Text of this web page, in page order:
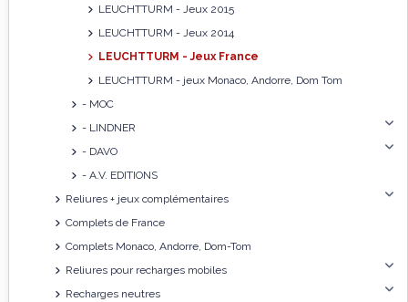
LEUCHTTURM - Jeux 2015
LEUCHTTURM - Jeux 2014
LEUCHTTURM - Jeux France
LEUCHTTURM - jeux Monaco, Andorre, Dom Tom
- MOC
- LINDNER
- DAVO
- A.V. EDITIONS
Reliures + jeux complémentaires
Complets de France
Complets Monaco, Andorre, Dom-Tom
Reliures pour recharges mobiles
Recharges neutres